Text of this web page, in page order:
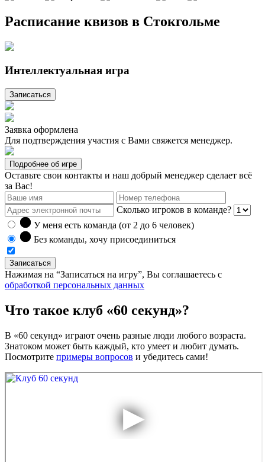
Расписание квизов в Стокгольме
Интеллектуальная игра
Записаться
Заявка оформлена
Для подтверждения участия с Вами свяжется менеджер.
Подробнее об игре
Оставьте свои контакты и наш добрый менеджер сделает всё
за Вас!
Сколько игроков в команде?
У меня есть команда (от 2 до 6 человек)
Без команды, хочу присоединиться
Записаться
Нажимая на “Записаться на игру”, Вы соглашаетесь с
обработкой персональных данных
Что такое клуб «60 секунд»?
В «60 секунд» играют очень разные люди любого возраста.
Знатоком может быть каждый, кто умеет и любит думать.
Посмотрите примеры вопросов и убедитесь сами!